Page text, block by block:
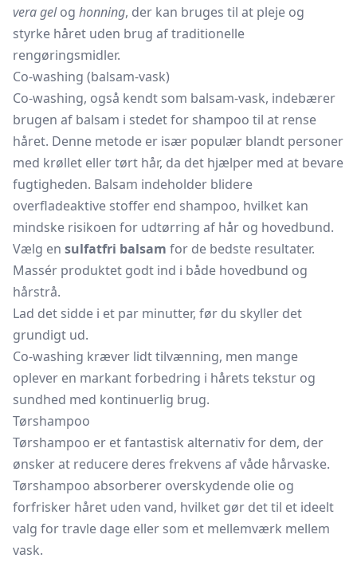
vera gelog honning, der kan bruges til at pleje og
styrke håret uden brug af traditionelle
rengøringsmidler.
Co-washing (balsam-vask)
Co-washing, også kendt som balsam-vask, indebærer
brugen af balsam i stedet for shampoo til at rense
håret. Denne metode er især populær blandt personer
med krøllet eller tørt hår, da det hjælper med at bevare
fugtigheden. Balsam indeholder blidere
overfladeaktive stoffer end shampoo, hvilket kan
mindske risikoen for udtørring af hår og hovedbund.
Vælg en sulfatfri balsam for de bedste resultater.
Massér produktet godt ind i både hovedbund og
hårstrå.
Lad det sidde i et par minutter, før du skyller det
grundigt ud.
Co-washing kræver lidt tilvænning, men mange
oplever en markant forbedring i hårets tekstur og
sundhed med kontinuerlig brug.
Tørshampoo
Tørshampoo er et fantastisk alternativ for dem, der
ønsker at reducere deres frekvens af våde hårvaske.
Tørshampoo absorberer overskydende olie og
forfrisker håret uden vand, hvilket gør det til et ideelt
valg for travle dage eller som et mellemværk mellem
vask.